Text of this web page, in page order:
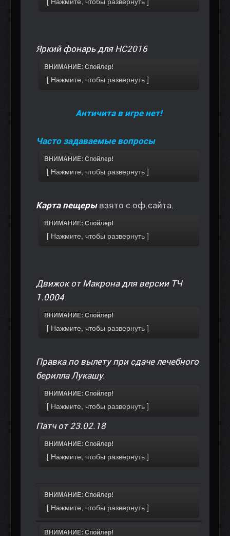
Яркий фонарь для НС2016
ВНИМАНИЕ: Спойлер!
Античита в игре нет!
Часто задаваемые вопросы
ВНИМАНИЕ: Спойлер!
Карта пещеры взято с оф.сайта.
ВНИМАНИЕ: Спойлер!
Движок от Макрона для версии ТЧ
1.0004
ВНИМАНИЕ: Спойлер!
Правка по вылету при сдаче лечебного
берилла Лукашу.
ВНИМАНИЕ: Спойлер!
Патч от 23.02.18
ВНИМАНИЕ: Спойлер!
ВНИМАНИЕ: Спойлер!
ВНИМАНИЕ: Спойлер!